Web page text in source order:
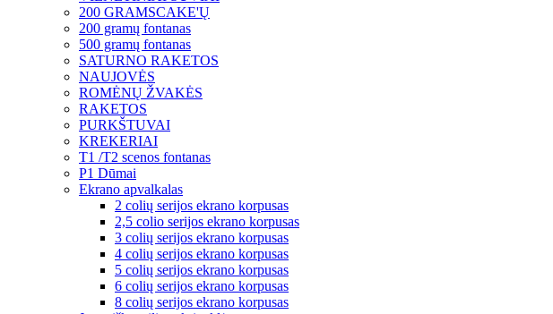
200 GRAMSCAKE'Ų
200 gramų fontanas
500 gramų fontanas
SATURNO RAKETOS
NAUJOVĖS
ROMĖNŲ ŽVAKĖS
RAKETOS
PURKŠTUVAI
KREKERIAI
T1 /T2 scenos fontanas
P1 Dūmai
Ekrano apvalkalas
2 colių serijos ekrano korpusas
2,5 colio serijos ekrano korpusas
3 colių serijos ekrano korpusas
4 colių serijos ekrano korpusas
5 colių serijos ekrano korpusas
6 colių serijos ekrano korpusas
8 colių serijos ekrano korpusas